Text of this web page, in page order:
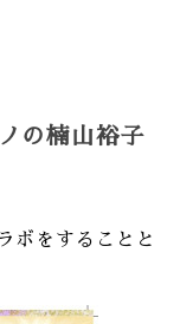
の楠山裕子
ボをすることと